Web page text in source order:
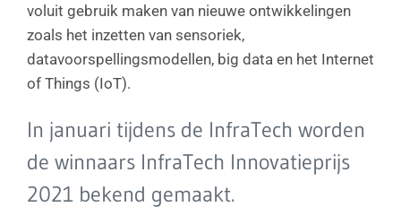
voluit gebruik maken van nieuwe ontwikkelingen
zoals het inzetten van sensoriek,
datavoorspellingsmodellen, big data en het Internet
of Things (IoT).
In januari tijdens de InfraTech worden
de winnaars InfraTech Innovatieprijs
2021 bekend gemaakt.